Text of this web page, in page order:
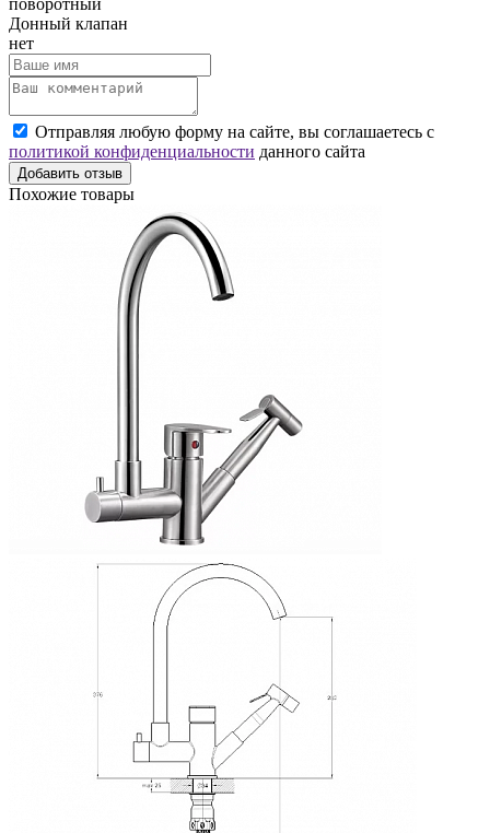
поворотный
Донный клапан
нет
Отправляя любую форму на сайте, вы соглашаетесь с
политикой конфиденциальности данного сайта
Добавить отзыв
Похожие товары